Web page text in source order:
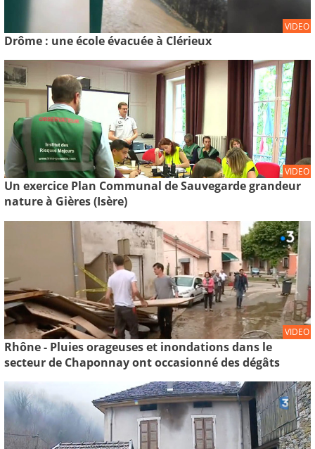
VIDEO
Drôme : une école évacuée à Clérieux
VIDEO
Un exercice Plan Communal de Sauvegarde grandeur
nature à Gières (Isère)
VIDEO
Rhône - Pluies orageuses et inondations dans le
secteur de Chaponnay ont occasionné des dégâts